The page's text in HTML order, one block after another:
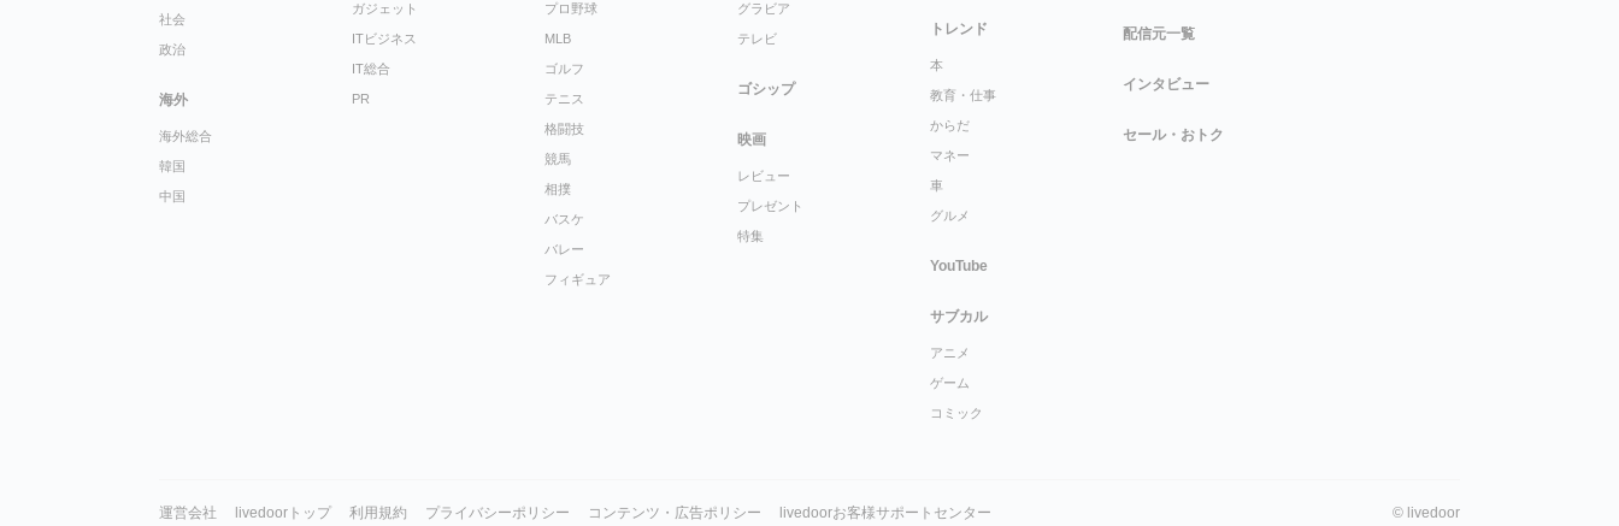
社会
政治
海外
海外総合
韓国
中国
ガジェット
ITビジネス
IT総合
PR
プロ野球
MLB
ゴルフ
テニス
格闘技
競馬
相撲
バスケ
バレー
フィギュア
グラビア
テレビ
ゴシップ
映画
レビュー
プレゼント
特集
トレンド
本
教育・仕事
からだ
マネー
車
グルメ
YouTube
サブカル
アニメ
ゲーム
コミック
配信元一覧
インタビュー
セール・おトク
運営会社 livedoorトップ 利用規約 プライバシーポリシー コンテンツ・広告ポリシー livedoorお客様サポートセンター © livedoor